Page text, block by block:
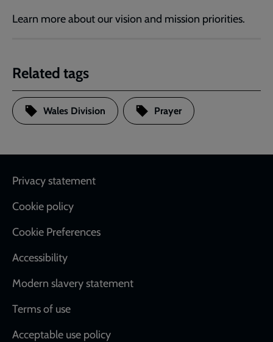
Learn more about our vision and mission priorities.
Related tags
Wales Division Prayer
Footer
Privacy statement
Cookie policy
Cookie Preferences
Accessibility
Modern slavery statement
Terms of use
Acceptable use policy